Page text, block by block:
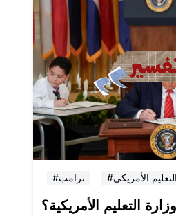
#ترامب #التعليم الأمريكي
التعليم الأمريكية؟